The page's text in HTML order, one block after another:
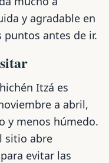
y agradable en
puntos antes de ir.
Itzá es
a abril,
y menos húmedo.
sitio abre
evitar las